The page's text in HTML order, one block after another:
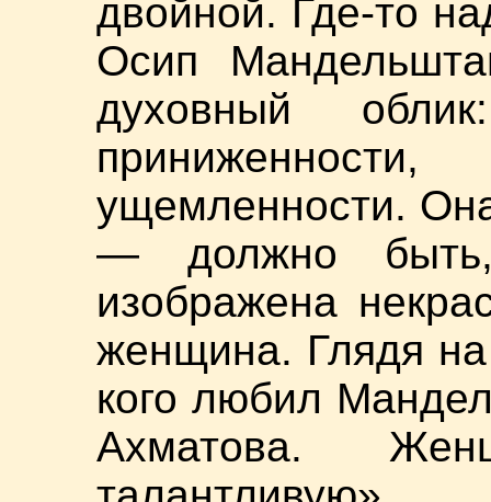
двойной. Где-то
Осип
духовный
ущемленности.
— должно
изображена
женщина. Глядя на
кого любил
Ахматова.